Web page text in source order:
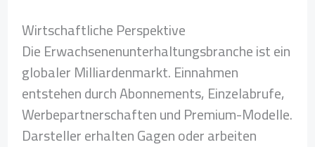
Wirtschaftliche Perspektive
Die Erwachsenenunterhaltungsbranche ist ein
globaler Milliardenmarkt. Einnahmen
entstehen durch Abonnements, Einzelabrufe,
Werbepartnerschaften und Premium-Modelle.
Darsteller erhalten Gagen oder arbeiten